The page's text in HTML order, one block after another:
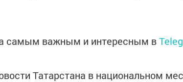
самым важным и интересным в
Татарстана в национальном